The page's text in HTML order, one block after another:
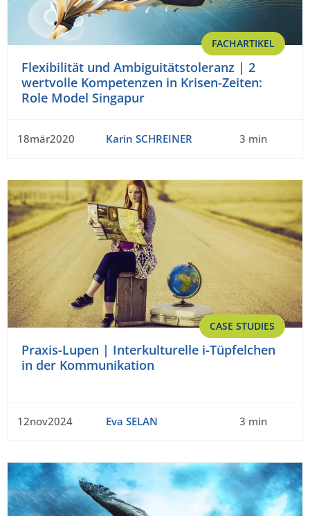
FACHARTIKEL
Flexibilität und Ambiguitätstoleranz | 2
wertvolle Kompetenzen in Krisen-Zeiten:
Role Model Singapur
18mär2020 Karin SCHREINER 3 min
CASE STUDIES
Praxis-Lupen | Interkulturelle i-Tüpfelchen
in der Kommunikation
12nov2024 Eva SELAN 3 min